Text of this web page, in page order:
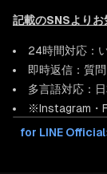
記載のSNSよりお
24時間対応：
即時返信：質
多言語対応：
※Instagram・
for LINE Official